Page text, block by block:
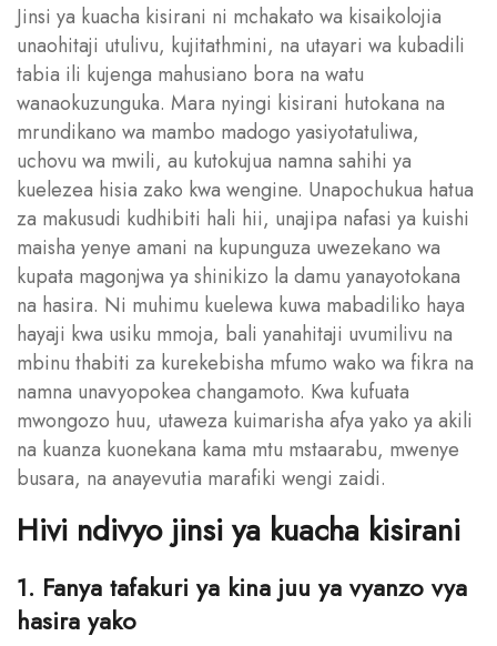
Jinsi ya kuacha kisirani ni mchakato wa kisaikolojia
unaohitaji utulivu, kujitathmini, na utayari wa kubadili
tabia ili kujenga mahusiano bora na watu
wanaokuzunguka. Mara nyingi kisirani hutokana na
mrundikano wa mambo madogo yasiyotatuliwa,
uchovu wa mwili, au kutokujua namna sahihi ya
kuelezea hisia zako kwa wengine. Unapochukua hatua
za makusudi kudhibiti hali hii, unajipa nafasi ya kuishi
maisha yenye amani na kupunguza uwezekano wa
kupata magonjwa ya shinikizo la damu yanayotokana
na hasira. Ni muhimu kuelewa kuwa mabadiliko haya
hayaji kwa usiku mmoja, bali yanahitaji uvumilivu na
mbinu thabiti za kurekebisha mfumo wako wa fikra na
namna unavyopokea changamoto. Kwa kufuata
mwongozo huu, utaweza kuimarisha afya yako ya akili
na kuanza kuonekana kama mtu mstaarabu, mwenye
busara, na anayevutia marafiki wengi zaidi.
Hivi ndivyo jinsi ya kuacha kisirani
1. Fanya tafakuri ya kina juu ya vyanzo vya
hasira yako